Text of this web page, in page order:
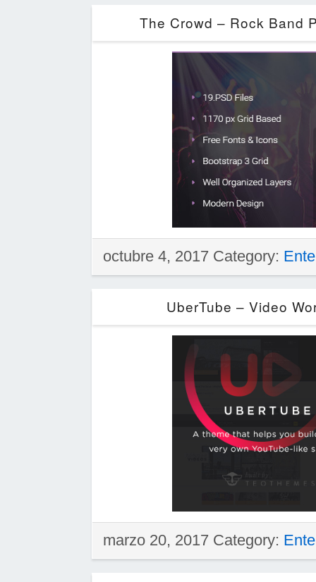
The Crowd – Rock Band
octubre 4, 2017 Category:
UberTube – Video
marzo 20, 2017 Category: